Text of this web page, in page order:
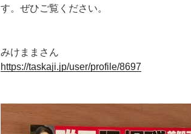
す。ぜひご覧ください。
みけままさん
https://taskaji.jp/user/profile/8697